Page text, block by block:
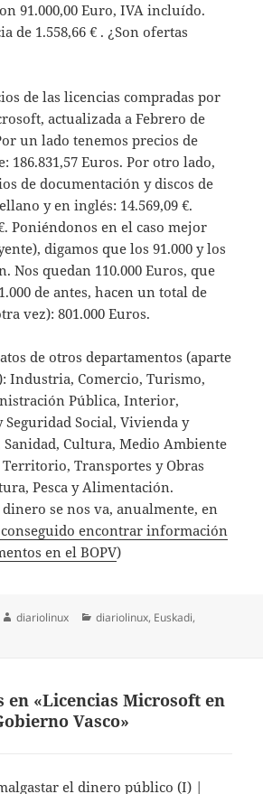
91.000,00 Euro, IVA incluído.
de 1.558,66 € . ¿Son ofertas
de las licencias compradas por
actualizada a Febrero de
un lado tenemos precios de
186.831,57 Euros. Por otro lado,
de documentación y discos de
y en inglés: 14.569,09 €.
Poniéndonos en el caso mejor
digamos que los 91.000 y los
Nos quedan 110.000 Euros, que
de antes, hacen un total de
vez): 801.000 Euros.
de otros departamentos (aparte
Industria, Comercio, Turismo,
Pública, Interior,
Seguridad Social, Vivienda y
Sanidad, Cultura, Medio Ambiente
Transportes y Obras
Pesca y Alimentación.
dinero se nos va, anualmente, en
encontrar información
en el BOPV)
Autor
diariolinux Categorías
diariolinux, Euskadi,
en «Licencias Microsoft en
Vasco»
el dinero público (I) |